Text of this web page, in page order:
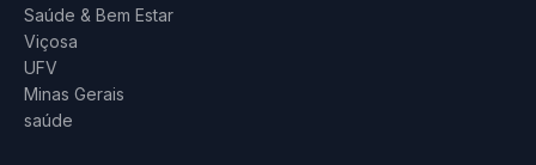
Saúde & Bem Estar
Viçosa
UFV
Minas Gerais
saúde